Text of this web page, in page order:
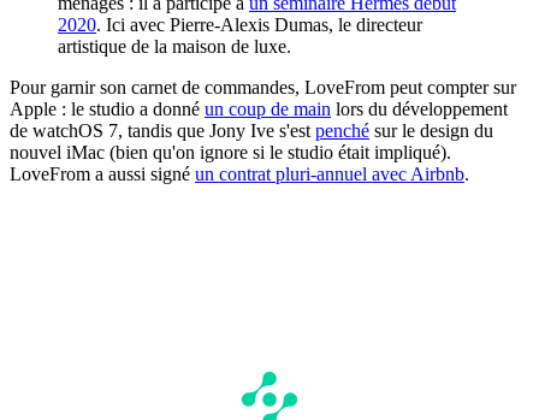
2020. Ici avec Pierre-Alexis Dumas, le directeur
artistique de la maison de luxe.
Pour garnir son carnet de commandes, LoveFrom peut compter sur
Apple : le studio a donné un coup de main lors du développement
de watchOS 7, tandis que Jony Ive s'est penché sur le design du
nouvel iMac (bien qu'on ignore si le studio était impliqué).
LoveFrom a aussi signé un contrat pluri-annuel avec Airbnb.